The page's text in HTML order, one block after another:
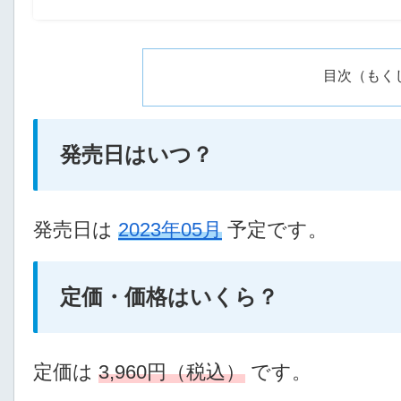
目次（もく
発売日はいつ？
発売日は 2023年05月 予定です。
定価・価格はいくら？
定価は 3,960円（税込） です。